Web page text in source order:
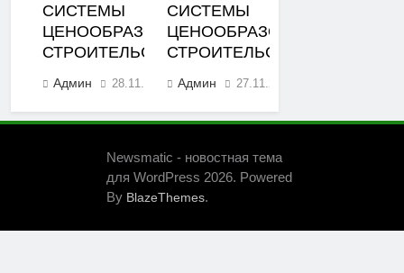
СИСТЕМЫ
ЦЕНООБРАЗОВАНИЯ В
СТРОИТЕЛЬСТВЕ
Админ 28.11.2023 0
СИСТЕМЫ
ЦЕНООБРАЗОВАНИЯ В
СТРОИТЕЛЬСТВЕ
Админ 27.11.2023
Newsmatic - новостная тема
для WordPress 2026. Powered
By BlazeThemes.